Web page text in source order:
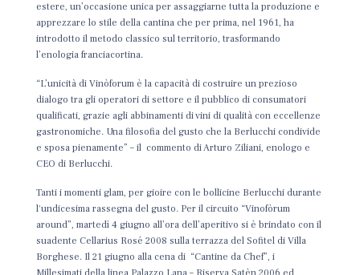
estere, un’occasione unica per assaggiarne tutta la produzione e
apprezzare lo stile della cantina che per prima, nel 1961, ha
introdotto il metodo classico sul territorio, trasformando
l’enologia franciacortina.
“L’unicità di Vinòforum è la capacità di costruire un prezioso
dialogo tra gli operatori di settore e il pubblico di consumatori
qualificati, grazie agli abbinamenti di vini di qualità con eccellenze
gastronomiche. Una filosofia del gusto che la Berlucchi condivide
e sposa pienamente” – il commento di Arturo Ziliani, enologo e
CEO di Berlucchi.
Tanti i momenti glam, per gioire con le bollicine Berlucchi durante
l'undicesima rassegna del gusto. Per il circuito “Vinofòrum
around”, martedì 4 giugno all’ora dell’aperitivo si è brindato con il
suadente Cellarius Rosé 2008 sulla terrazza del Sofitel di Villa
Borghese. Il 21 giugno alla cena di “Cantine da Chef”, i